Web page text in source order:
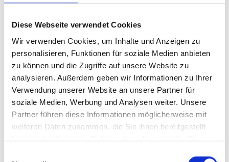
Diese Webseite verwendet Cookies
Wir verwenden Cookies, um Inhalte und Anzeigen zu
personalisieren, Funktionen für soziale Medien anbieten
zu können und die Zugriffe auf unsere Website zu
analysieren. Außerdem geben wir Informationen zu Ihrer
Verwendung unserer Website an unsere Partner für
soziale Medien, Werbung und Analysen weiter. Unsere
Partner führen diese Informationen möglicherweise mit
weiteren Daten zusammen, die Sie ihnen bereitgestellt
haben oder die sie im Rahmen Ihrer Nutzung der Dienste
deiner individuellen Vorlage zeigt,
anstatt eine Einheitslösung zu bieten.
Der Prozess des wissenschaftlichen
Schreibens kann ohne das richtige
Wissen eine große Herausforderung
darstellen. Jedoch, ausgestattet mit
denTechniken und Strategiendieses
Kurses, wird die Formatierung deiner